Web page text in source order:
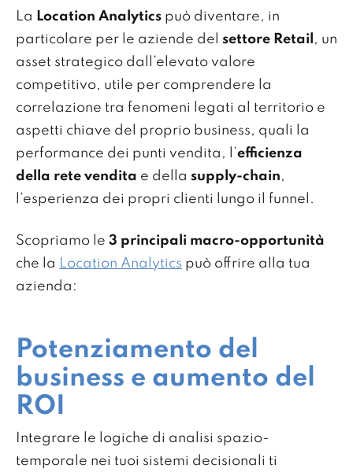
La Location Analytics può diventare, in
particolare per le aziende del settore Retail , un
asset strategico dall’elevato valore
competitivo, utile per comprendere la
correlazione tra fenomeni legati al territorio e
aspetti chiave del proprio business, quali la
performance dei punti vendita, l’efficienza
della rete vendita e della supply-chain,
l’esperienza dei propri clienti lungo il funnel.
Scopriamo le 3 principali macro-opportunità
che la Location Analytics può offrire alla tua
azienda:
Potenziamento del
business e aumento del
ROI
Integrare le logiche di analisi spazio-
temporale nei tuoi sistemi decisionali ti